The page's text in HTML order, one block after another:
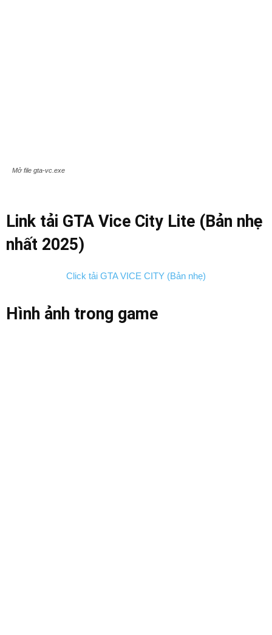
Mở file gta-vc.exe
Link tải GTA Vice City Lite (Bản nhẹ
nhất 2025)
Click tải GTA VICE CITY (Bản nhẹ)
Hình ảnh trong game